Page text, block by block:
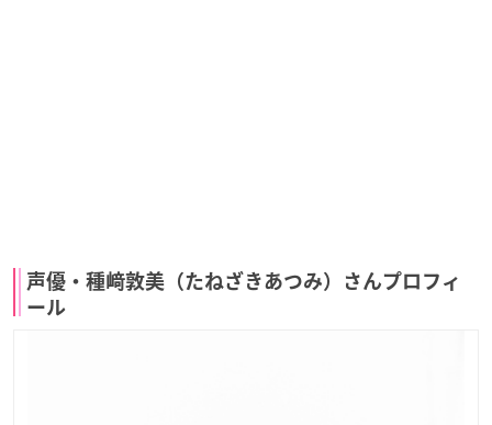
声優・種﨑敦美（たねざきあつみ）さんプロフィ
ール